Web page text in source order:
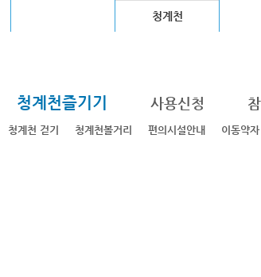
청계천
청계천즐기기
청계천 걷기 청계천볼거리 편의시설안내 이동약
사용신청